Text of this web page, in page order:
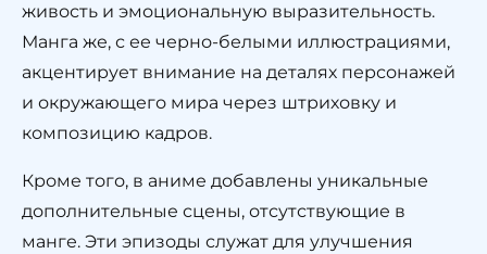
живость и эмоциональную выразительность.
Манга же, с ее черно-белыми иллюстрациями,
акцентирует внимание на деталях персонажей
и окружающего мира через штриховку и
композицию кадров.
Кроме того, в аниме добавлены уникальные
дополнительные сцены, отсутствующие в
манге. Эти эпизоды служат для улучшения